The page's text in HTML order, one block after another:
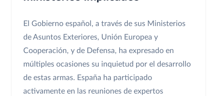
El Gobierno español, a través de sus Ministerios
de Asuntos Exteriores, Unión Europea y
Cooperación, y de Defensa, ha expresado en
múltiples ocasiones su inquietud por el desarrollo
de estas armas. España ha participado
activamente en las reuniones de expertos